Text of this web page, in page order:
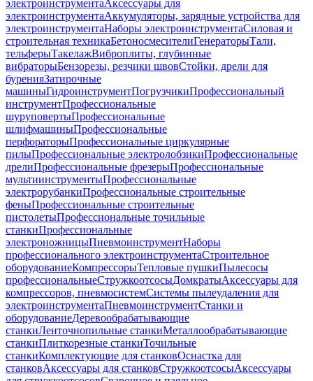
электроинструментаАксессуары для
электроинструментаАккумуляторы, зарядные устройства для
электроинструментаНаборы электроинструментаСиловая и
строительная техникаБетоносмесителиГенераторыТали,
тельферыТакелажВиброплиты, глубинные
вибраторыБензорезы, резчики швовСтойки, дрели для
буренияЗатирочные
машиныГидроинструментПогрузчикиПрофессиональный
инструментПрофессиональные
шуруповертыПрофессиональные
шлифмашиныПрофессиональные
перфораторыПрофессиональные циркулярные
пилыПрофессиональные электролобзикиПрофессиональные
дрелиПрофессиональные фрезерыПрофессиональные
мультиинструментыПрофессиональные
электрорубанкиПрофессиональные строительные
феныПрофессиональные строительные
пистолетыПрофессиональные точильные
станкиПрофессиональные
электроножницыПневмоинструментНаборы
профессионального электроинструментаСтроительное
оборудованиеКомпрессорыТепловые пушкиПылесосы
профессиональныеСтружкоотсосыДомкратыАксессуары для
компрессоров, пневмосистемСистемы пылеудаления для
электроинструментаПневмоинструментСтанки и
оборудованиеДеревообрабатывающие
станкиЛенточнопильные станкиМеталлообрабатывающие
станкиПлиткорезные станкиТочильные
станкиКомплектующие для станковОснастка для
станковАксессуары для станковСтружкоотсосыАксессуары